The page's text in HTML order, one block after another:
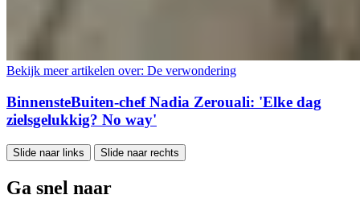
Bekijk meer artikelen over: De verwondering
BinnensteBuiten-chef Nadia Zerouali: 'Elke dag
zielsgelukkig? No way'
Slide naar links Slide naar rechts
Ga snel naar